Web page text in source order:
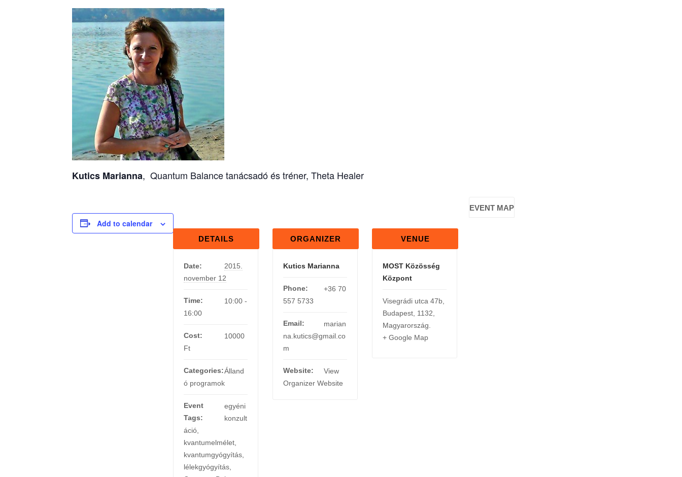
Kutics Marianna, Quantum Balance tanácsadó és tréner, Theta Healer
Add to calendar
DETAILS
Date:
2015.
november 12
Time:
10:00 -
16:00
Cost:
10000
Ft
Categories:Álland
ó programok
Event
Tags:
egyéni
konzult
áció
kvantumelmélet
kvantumgyógyítás
lélekgyógyítás
ORGANIZER
Kutics Marianna
Phone:
+36 70
557 5733
Email:
marian
na.kutics@gmail.co
m
Website:
View
Organizer Website
VENUE
MOST Közösség
Központ
Visegrádi utca 47b
Budapest 1132
Magyarország
+ Google Map
EVENT MAP